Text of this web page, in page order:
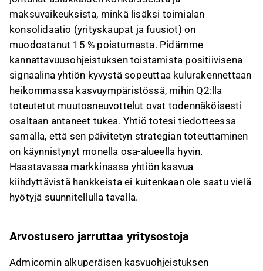
maksuvaikeuksista, minkä lisäksi toimialan
konsolidaatio (yrityskaupat ja fuusiot) on
muodostanut 15 % poistumasta. Pidämme
kannattavuusohjeistuksen toistamista positiivisena
signaalina yhtiön kyvystä sopeuttaa kulurakennettaan
heikommassa kasvuympäristössä, mihin Q2:lla
toteutetut muutosneuvottelut ovat todennäköisesti
osaltaan antaneet tukea. Yhtiö totesi tiedotteessa
samalla, että sen päivitetyn strategian toteuttaminen
on käynnistynyt monella osa-alueella hyvin.
Haastavassa markkinassa yhtiön kasvua
kiihdyttävistä hankkeista ei kuitenkaan ole saatu vielä
hyötyjä suunnitellulla tavalla.
Arvostusero jarruttaa yritysostoja
Admicomin alkuperäisen kasvuohjeistuksen